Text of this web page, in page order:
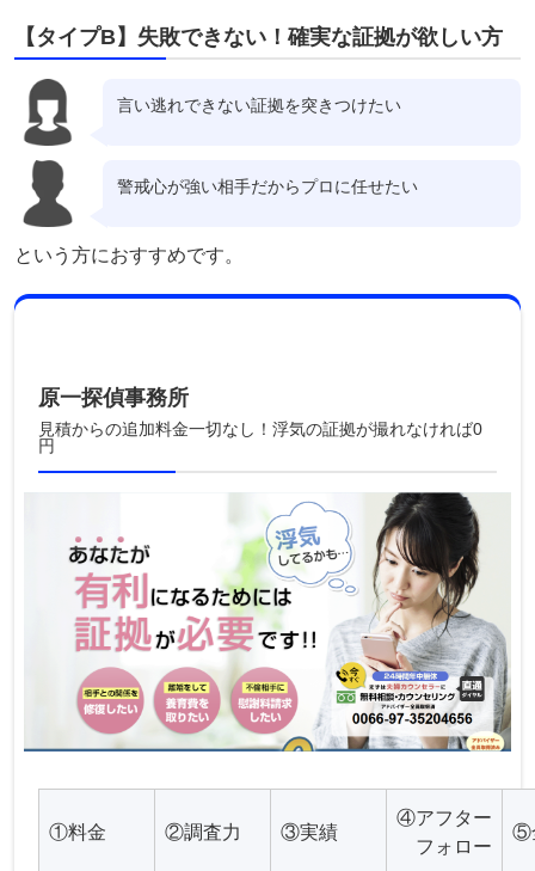
【タイプB】失敗できない！確実な証拠が欲しい方
言い逃れできない証拠を突きつけたい
警戒心が強い相手だからプロに任せたい
という方におすすめです。
原一探偵事務所
見積からの追加料金一切なし！浮気の証拠が撮れなければ0
円
①料金 ②調査力 ③実績
④アフター
フォロー
⑤